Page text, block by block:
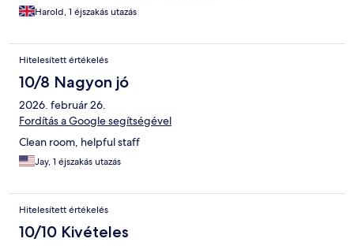
Harold, 1 éjszakás utazás
Hitelesített értékelés
10/8 Nagyon jó
2026. február 26.
Fordítás a Google segítségével
Clean room, helpful staff
Jay, 1 éjszakás utazás
Hitelesített értékelés
10/10 Kivételes